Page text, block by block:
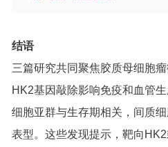
结语
三篇研究共同聚焦胶质母细胞
HK2基因敲除影响免疫和血管
细胞亚群与生存期相关，间质
表型。这些发现提示，靶向